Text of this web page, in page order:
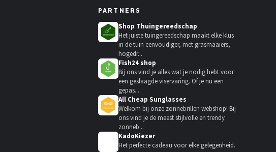
PARTNERS
Shop Thuingereedschap
Het juiste tuingereedschap maakt elke klus
in de tuin eenvoudiger, met grasmaaiers,
hogedr...
Fish24 shop
Bij ons vind je alles wat je nodig hebt voor
een geslaagde viservaring. Of je nu een
gepas...
All Cheap Sunglasses
Welkom bij onze zonnebrillen webshop! Bij
ons vind je de meest stijlvolle en trendy
zonneb...
KadoKiezer
Het perfecte cadeau voor elke gelegenheid.